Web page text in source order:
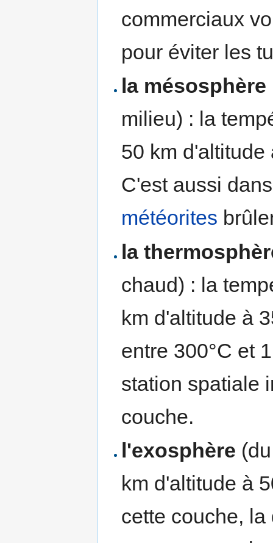
commerciaux
pour éviter les
la mésosphère
milieu) : la
50 km d'altitude
C'est aussi
météorites
la
chaud) : la
km d'altitude à
entre 300°C et
station spatiale
couche.
l'exosphère
km d'altitude à
cette couche,